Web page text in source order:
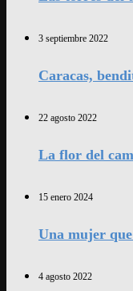
3 septiembre 2022
Caracas,
22 agosto 2022
La flor del
15 enero 2024
Una mujer
4 agosto 2022